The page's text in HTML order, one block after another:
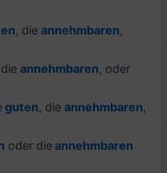
, dieannehmbaren,
dieannehmbaren, oder
guten, dieannehmbaren,
oder dieannehmbaren